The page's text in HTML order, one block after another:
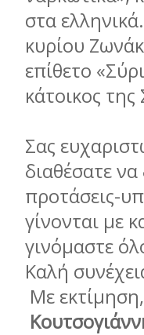
στα
κυρίου
επίθετο
κάτοικος της
Σας
διαθέσατε
προτάσεις-
γίνονται µε
γινόµαστε
Καλή
Με εκτίµηση,